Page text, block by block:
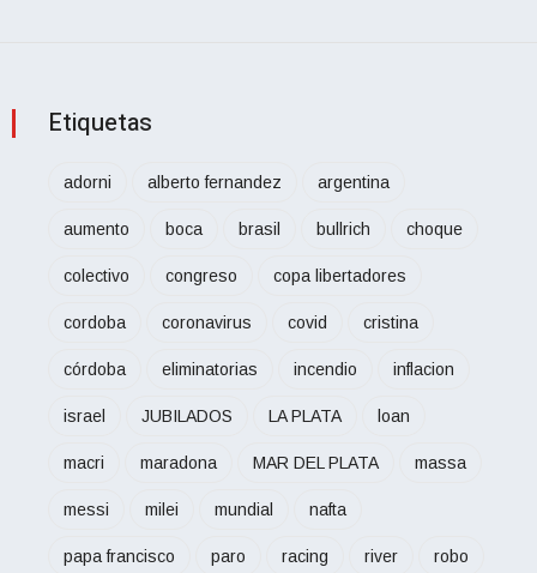
Etiquetas
adorni alberto fernandez argentina
aumento boca brasil bullrich choque
colectivo congreso copa libertadores
cordoba coronavirus covid cristina
córdoba eliminatorias incendio inflacion
israel JUBILADOS LA PLATA loan
macri maradona MAR DEL PLATA massa
messi milei mundial nafta
papa francisco paro racing river robo